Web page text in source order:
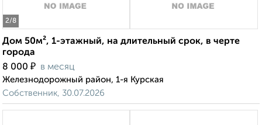
2/8
Дом 50м², 1-этажный, на длительный срок, в черте
города
8 000 ₽ в месяц
Железнодорожный район, 1-я Курская
Собственник, 30.07.2026